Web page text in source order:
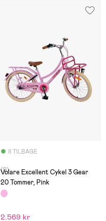
8 TILBAGE
(0)
Volare Excellent Cykel 3 Gear
20 Tommer, Pink
2.569 kr